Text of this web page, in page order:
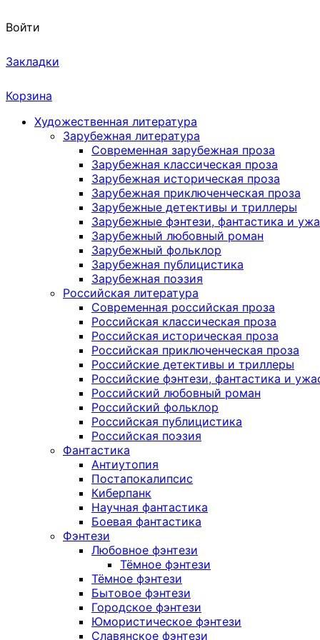
Войти
Закладки
Корзина
Художественная литература
Зарубежная литература
Современная зарубежная проза
Зарубежная классическая проза
Зарубежная историческая проза
Зарубежная приключенческая проза
Зарубежные детективы и триллеры
Зарубежные фэнтези, фантастика и
Зарубежный любовный роман
Зарубежный фольклор
Зарубежная публицистика
Зарубежная поэзия
Российская литература
Современная российская проза
Российская классическая проза
Российская историческая проза
Российская приключенческая проза
Российские детективы и триллеры
Российские фэнтези, фантастика и
Российский любовный роман
Российский фольклор
Российская публицистика
Российская поэзия
Фантастика
Антиутопия
Постапокалипсис
Киберпанк
Научная фантастика
Боевая фантастика
Фэнтези
Любовное фэнтези
Тёмное фэнтези
Тёмное фэнтези
Бытовое фэнтези
Городское фэнтези
Юмористическое фэнтези
Славянское фэнтези